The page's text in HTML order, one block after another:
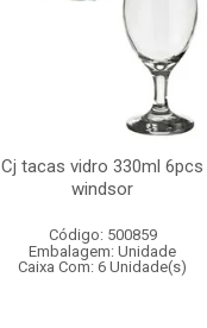
Cj tacas vidro 330ml 6pcs
windsor
Código: 500859
Embalagem: Unidade
Caixa Com: 6 Unidade(s)